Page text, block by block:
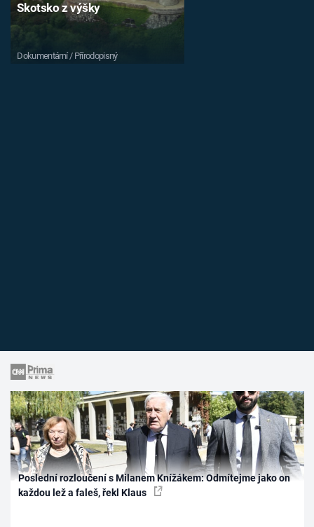
Skotsko z výšky
Dokumentární / Přírodopisný
Poslední rozloučení s Milanem Knížákem: Odmítejme jako on
každou lež a faleš, řekl Klaus